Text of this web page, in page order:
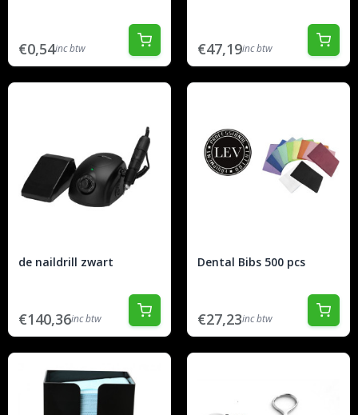
€0,54inc btw €47,19inc btw
de naildrill zwart
€140,36inc btw
Dental Bibs 500 pcs
€27,23inc btw